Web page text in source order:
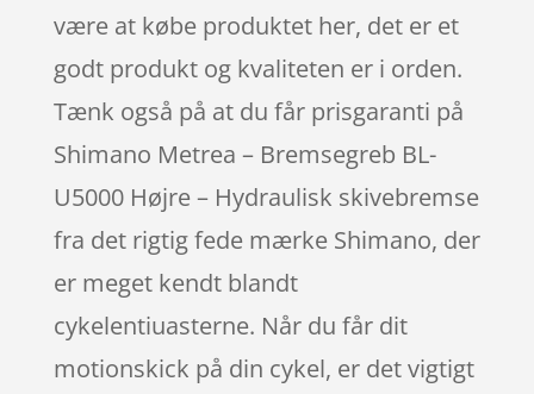
være at købe produktet her, det er et
godt produkt og kvaliteten er i orden.
Tænk også på at du får prisgaranti på
Shimano Metrea – Bremsegreb BL-
U5000 Højre – Hydraulisk skivebremse
fra det rigtig fede mærke Shimano, der
er meget kendt blandt
cykelentiuasterne. Når du får dit
motionskick på din cykel, er det vigtigt